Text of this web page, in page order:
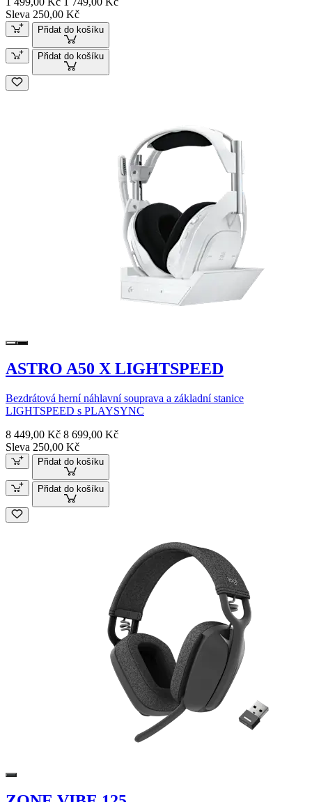
Sleva 250,00 Kč
Přidat do košíku
Přidat do košíku
ASTRO A50 X LIGHTSPEED
Bezdrátová herní náhlavní souprava a základní stanice
LIGHTSPEED s PLAYSYNC
8 449,00 Kč 8 699,00 Kč
Sleva 250,00 Kč
Přidat do košíku
Přidat do košíku